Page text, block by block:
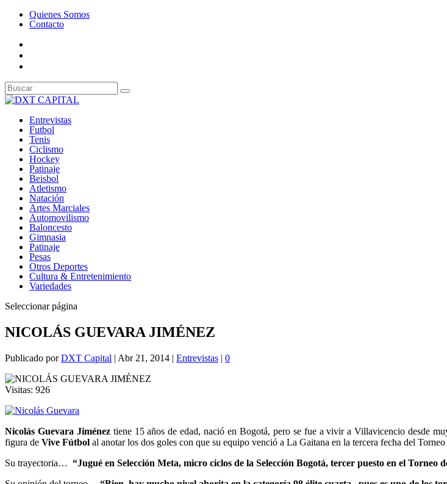
Quienes Somos
Contacto
Entrevistas
Futbol
Tenis
Ciclismo
Hockey
Patinaje
Beisbol
Atletismo
Natación
Artes Marciales
Automovilismo
Baloncesto
Gimnasia
Patinaje
Pesas
Otros Deportes
Cultura & Entretenimiento
Variedades
Seleccionar página
NICOLÁS GUEVARA JIMÉNEZ
Publicado porDXT Capital | Abr 21, 2014 | Entrevistas | 0
Visitas: 926
Nicolás Guevara Jiménez tiene 15 años de edad, nació en Bogotá, pero se fue a vivir a Villavicencio desde
figura de Vive Fútbol al anotar los dos goles con que su equipo venció a La Gaitana en la tercera fecha del
Su trayectoria… “Jugué en Selección Meta, micro ciclos de la Selección Bogotá, tercer puesto en el